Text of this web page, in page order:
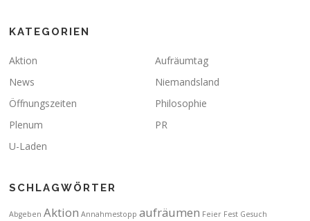
KATEGORIEN
Aktion
Aufräumtag
News
Niemandsland
Öffnungszeiten
Philosophie
Plenum
PR
U-Laden
SCHLAGWÖRTER
Abgeben Aktion Annahmestopp aufräumen Feier Fest Gesuch